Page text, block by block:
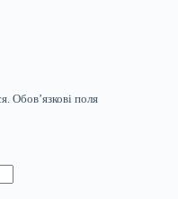
Обов’язкові поля